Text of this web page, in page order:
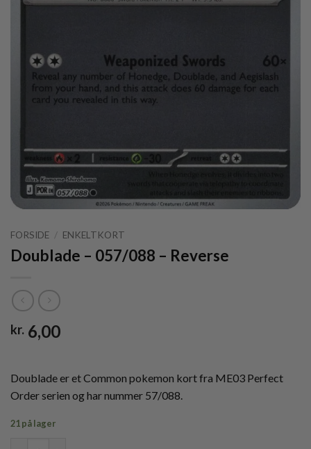
FORSIDE / ENKELTKORT
Doublade – 057/088 – Reverse
kr. 6,00
Doublade er et Common pokemon kort fra ME03 Perfect
Order serien og har nummer 57/088.
21 på lager